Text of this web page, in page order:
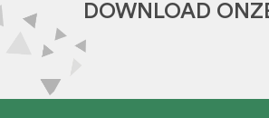
DOWNLOAD